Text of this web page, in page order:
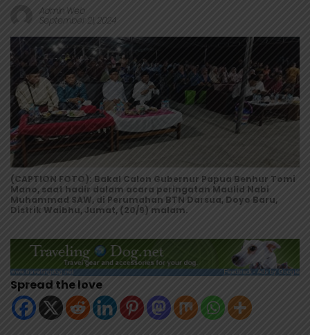
Admin Web
September 21, 2024
(CAPTION FOTO): Bakal Calon Gubernur Papua Benhur Tomi
Mano, saat hadir dalam acara peringatan Maulid Nabi
Muhammad SAW, di Perumahan BTN Darsua, Doyo Baru,
Distrik Waibhu, Jumat, (20/9) malam.
Spread the love